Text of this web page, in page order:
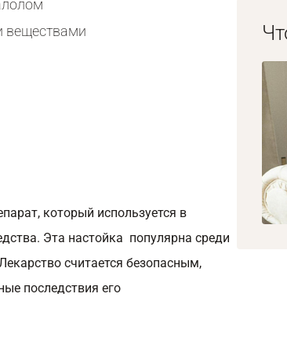
веществами
который используется в
Эта настойка популярна среди
считается безопасным,
последствия его